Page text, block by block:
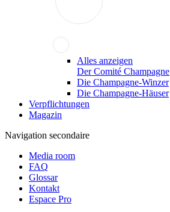
Alles anzeigen
Der Comité Champagne
Die Champagne-Winzer
Die Champagne-Häuser
Verpflichtungen
Magazin
Navigation secondaire
Media room
FAQ
Glossar
Kontakt
Espace Pro